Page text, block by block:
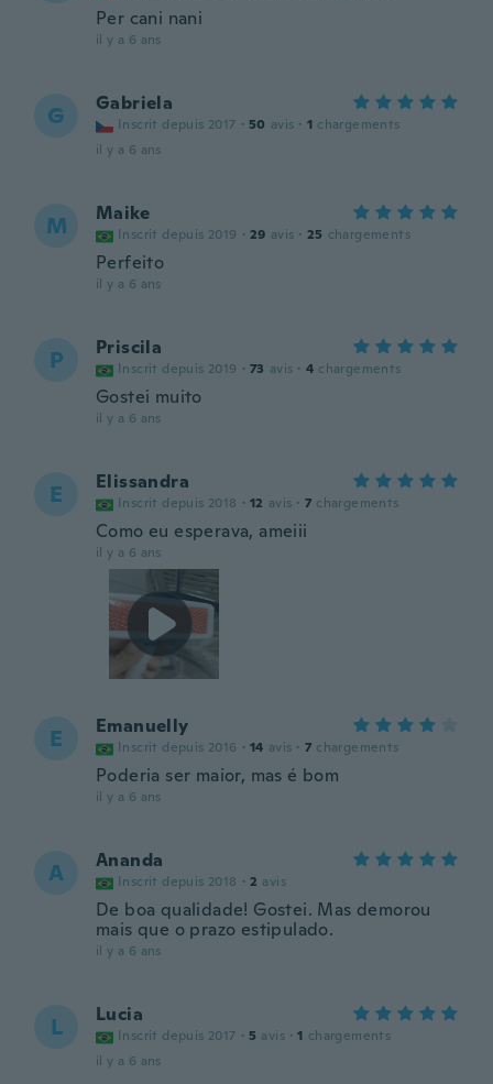
Per cani nani
il y a 6 ans
G Gabriela
Inscrit depuis 2017 · 50 avis · 1 chargements
il y a 6 ans
M Maike
Inscrit depuis 2019 · 29 avis · 25 chargements
Perfeito
il y a 6 ans
P Priscila
Inscrit depuis 2019 · 73 avis · 4 chargements
Gostei muito
il y a 6 ans
E Elissandra
Inscrit depuis 2018 · 12 avis · 7 chargements
Como eu esperava, ameiii
il y a 6 ans
E Emanuelly
Inscrit depuis 2016 · 14 avis · 7 chargements
Poderia ser maior, mas é bom
il y a 6 ans
A Ananda
Inscrit depuis 2018 · 2 avis
De boa qualidade! Gostei. Mas demorou
mais que o prazo estipulado.
il y a 6 ans
L Lucia
Inscrit depuis 2017 · 5 avis · 1 chargements
il y a 6 ans